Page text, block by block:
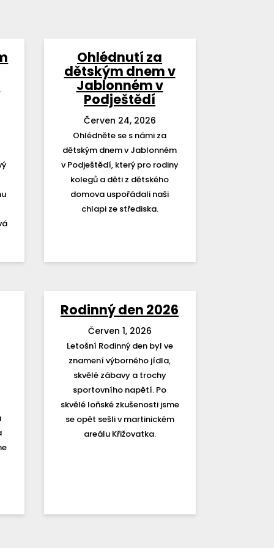
Ohlédnutí za
dětským dnem v
Jablonném v
Podještědí
Červen 24, 2026
Ohlédněte se s námi za
dětským dnem v Jablonném
v Podještědí, který pro rodiny
kolegů a děti z dětského
domova uspořádali naši
chlapi ze střediska.
Rodinný den 2026
Červen 1, 2026
Letošní Rodinný den byl ve
znamení výborného jídla,
skvělé zábavy a trochy
sportovního napětí. Po
skvělé loňské zkušenosti jsme
se opět sešli v martinickém
areálu Křižovatka.